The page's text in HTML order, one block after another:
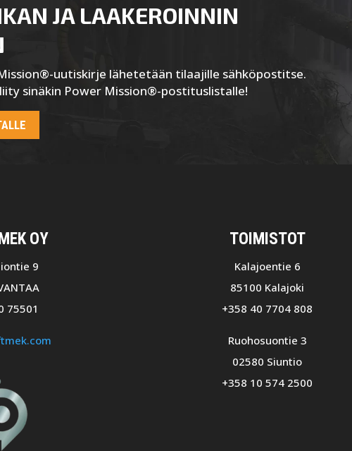
JA LAAKEROINNIN
uutiskirje lähetetään tilaajille sähköpostitse.
sinäkin Power Mission®-postituslistalle!
OY
9
75501
TOIMISTOT
Kalajoentie 6
85100 Kalajoki
+358 40 7704 808
Ruohosuontie 3
02580 Siuntio
+358 10 574 2500